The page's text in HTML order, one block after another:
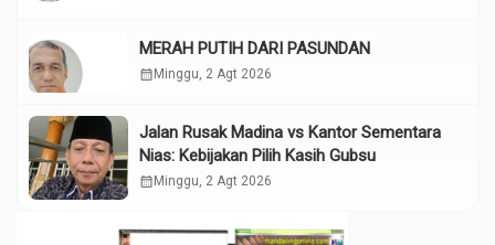
MERAH PUTIH DARI PASUNDAN
calendar_month Minggu, 2 Agt 2026
Jalan Rusak Madina vs Kantor Sementara
Nias: Kebijakan Pilih Kasih Gubsu
calendar_month Minggu, 2 Agt 2026